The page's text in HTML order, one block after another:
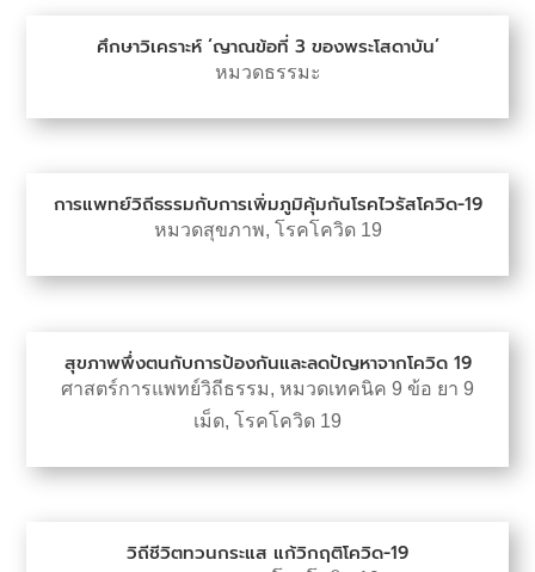
ศึกษาวิเคราะห์ ‘ญาณข้อที่ 3 ของพระโสดาบัน’
หมวดธรรมะ
การแพทย์วิถีธรรมกับการเพิ่มภูมิคุ้มกันโรคไวรัสโควิด-19
หมวดสุขภาพ, โรคโควิด 19
สุขภาพพึ่งตนกับการป้องกันและลดปัญหาจากโควิด 19
ศาสตร์การแพทย์วิถีธรรม, หมวดเทคนิค 9 ข้อ ยา 9
เม็ด, โรคโควิด 19
วิถีชีวิตทวนกระแส แก้วิกฤติโควิด-19